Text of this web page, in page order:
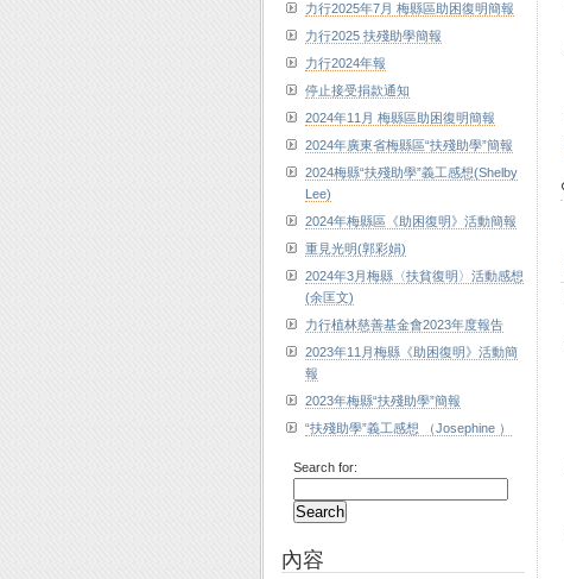
力行2025年7月 梅縣區助困復明簡報
力行2025 扶殘助學簡報
力行2024年報
停止接受捐款通知
2024年11月 梅縣區助困復明簡報
2024年廣東省梅縣區“扶殘助學”簡報
2024梅縣“扶殘助學”義工感想(Shelby
Lee)
2024年梅縣區《助困復明》活動簡報
重見光明(郭彩娟)
2024年3月梅縣〈扶貧復明〉活動感想
(余匡文)
力行植林慈善基金會2023年度報告
2023年11月梅縣《助困復明》活動簡
報
2023年梅縣“扶殘助學”簡報
“扶殘助學”義工感想 （Josephine ）
Search for:
內容